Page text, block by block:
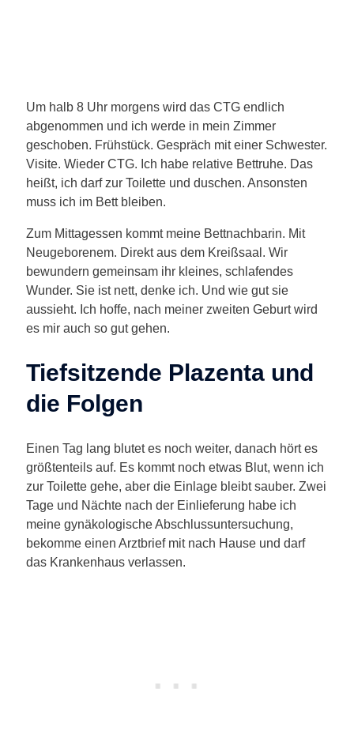
Um halb 8 Uhr morgens wird das CTG endlich
abgenommen und ich werde in mein Zimmer
geschoben. Frühstück. Gespräch mit einer Schwester.
Visite. Wieder CTG. Ich habe relative Bettruhe. Das
heißt, ich darf zur Toilette und duschen. Ansonsten
muss ich im Bett bleiben.
Zum Mittagessen kommt meine Bettnachbarin. Mit
Neugeborenem. Direkt aus dem Kreißsaal. Wir
bewundern gemeinsam ihr kleines, schlafendes
Wunder. Sie ist nett, denke ich. Und wie gut sie
aussieht. Ich hoffe, nach meiner zweiten Geburt wird
es mir auch so gut gehen.
Tiefsitzende Plazenta und
die Folgen
Einen Tag lang blutet es noch weiter, danach hört es
größtenteils auf. Es kommt noch etwas Blut, wenn ich
zur Toilette gehe, aber die Einlage bleibt sauber. Zwei
Tage und Nächte nach der Einlieferung habe ich
meine gynäkologische Abschlussuntersuchung,
bekomme einen Arztbrief mit nach Hause und darf
das Krankenhaus verlassen.